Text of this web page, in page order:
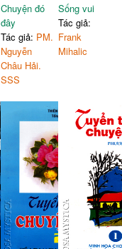
Chuyện đó
đây
Tác giả: PM.
Nguyễn
Châu Hải.
SSS
Sống vui
Tác giả:
Frank
Mihalic